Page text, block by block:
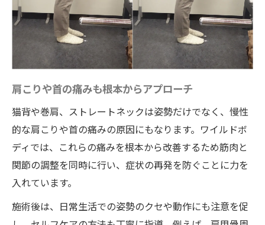
肩こりや首の痛みも根本からアプローチ
猫背や巻肩、ストレートネックは姿勢だけでなく、慢性
的な肩こりや首の痛みの原因にもなります。ワイルドボ
ディでは、これらの痛みを根本から改善するため筋肉と
関節の調整を同時に行い、症状の再発を防ぐことに力を
入れています。
施術後は、日常生活での姿勢のクセや動作にも注意を促